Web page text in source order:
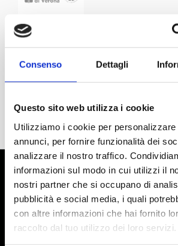
Consenso Dettagli
Questo sito web utilizza i cookie
Utilizziamo i cookie per
annunci, per fornire funzionalità dei
analizzare il nostro traffico.
informazioni sul modo in cui utilizzi il
nostri partner che si occupano di
pubblicità e social media, i quali
con altre informazioni che hai fornito
raccolto dal tuo utilizzo dei loro servizi.